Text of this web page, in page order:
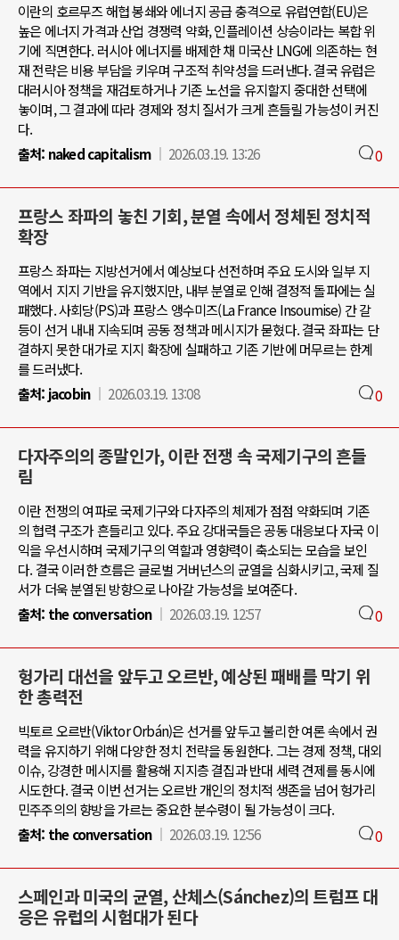
이란의 호르무즈 해협 봉쇄와 에너지 공급 충격으로 유럽연합(EU)은
높은 에너지 가격과 산업 경쟁력 약화, 인플레이션 상승이라는 복합 위
기에 직면한다. 러시아 에너지를 배제한 채 미국산 LNG에 의존하는 현
재 전략은 비용 부담을 키우며 구조적 취약성을 드러낸다. 결국 유럽은
대러시아 정책을 재검토하거나 기존 노선을 유지할지 중대한 선택에
놓이며, 그 결과에 따라 경제와 정치 질서가 크게 흔들릴 가능성이 커진
다.
출처: naked capitalism 2026.03.19. 13:26 0
프랑스 좌파의 놓친 기회, 분열 속에서 정체된 정치적
확장
프랑스 좌파는 지방선거에서 예상보다 선전하며 주요 도시와 일부 지
역에서 지지 기반을 유지했지만, 내부 분열로 인해 결정적 돌파에는 실
패했다. 사회당(PS)과 프랑스 앵수미즈(La France Insoumise) 간 갈
등이 선거 내내 지속되며 공동 정책과 메시지가 묻혔다. 결국 좌파는 단
결하지 못한 대가로 지지 확장에 실패하고 기존 기반에 머무르는 한계
를 드러냈다.
출처: jacobin 2026.03.19. 13:08 0
다자주의의 종말인가, 이란 전쟁 속 국제기구의 흔들
림
이란 전쟁의 여파로 국제기구와 다자주의 체제가 점점 약화되며 기존
의 협력 구조가 흔들리고 있다. 주요 강대국들은 공동 대응보다 자국 이
익을 우선시하며 국제기구의 역할과 영향력이 축소되는 모습을 보인
다. 결국 이러한 흐름은 글로벌 거버넌스의 균열을 심화시키고, 국제 질
서가 더욱 분열된 방향으로 나아갈 가능성을 보여준다.
출처: the conversation 2026.03.19. 12:57 0
헝가리 대선을 앞두고 오르반, 예상된 패배를 막기 위
한 총력전
빅토르 오르반(Viktor Orbán)은 선거를 앞두고 불리한 여론 속에서 권
력을 유지하기 위해 다양한 정치 전략을 동원한다. 그는 경제 정책, 대외
이슈, 강경한 메시지를 활용해 지지층 결집과 반대 세력 견제를 동시에
시도한다. 결국 이번 선거는 오르반 개인의 정치적 생존을 넘어 헝가리
민주주의의 향방을 가르는 중요한 분수령이 될 가능성이 크다.
출처: the conversation 2026.03.19. 12:56 0
스페인과 미국의 균열, 산체스(Sánchez)의 트럼프 대
응은 유럽의 시험대가 된다